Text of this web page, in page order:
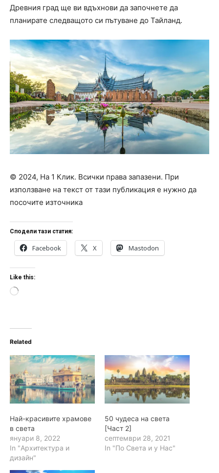
Древния град ще ви вдъхнови да започнете да
планирате следващото си пътуване до Тайланд.
© 2024, На 1 Клик. Всички права запазени. При
използване на текст от тази публикация е нужно да
посочите източника
Сподели тази статия:
Facebook X Mastodon
Like this:
L
i
n
…
Related
Най-красивите храмове
в света
януари 8, 2022
In "Архитектура и
дизайн"
50 чудеса на света
[Част 2]
септември 28, 2021
In "По Света и у Нас"